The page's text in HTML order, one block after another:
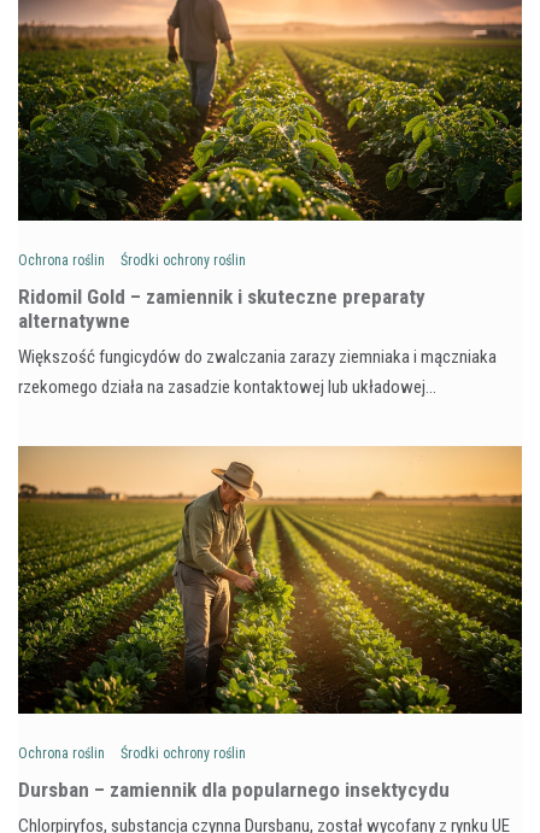
Ochrona roślin Środki ochrony roślin
Ridomil Gold – zamiennik i skuteczne preparaty
alternatywne
Większość fungicydów do zwalczania zarazy ziemniaka i mączniaka
rzekomego działa na zasadzie kontaktowej lub układowej…
Ochrona roślin Środki ochrony roślin
Dursban – zamiennik dla popularnego insektycydu
Chlorpiryfos, substancja czynna Dursbanu, został wycofany z rynku UE